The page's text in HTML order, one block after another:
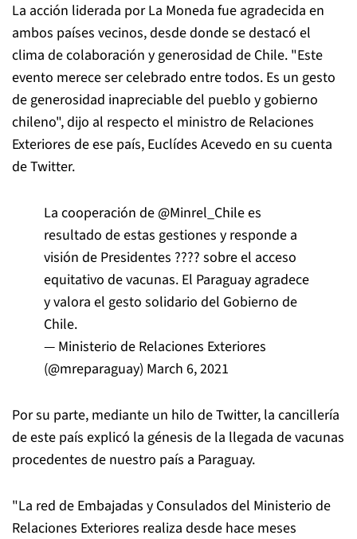
La acción liderada por La Moneda fue agradecida en
ambos países vecinos, desde donde se destacó el
clima de colaboración y generosidad de Chile. "Este
evento merece ser celebrado entre todos. Es un gesto
de generosidad inapreciable del pueblo y gobierno
chileno", dijo al respecto el ministro de Relaciones
Exteriores de ese país, Euclídes Acevedo en su cuenta
de Twitter.
La cooperación de @Minrel_Chilees
resultado de estas gestiones y responde a
visión de Presidentes ???? sobre el acceso
equitativo de vacunas. El Paraguay agradece
y valora el gesto solidario del Gobierno de
Chile.
— Ministerio de Relaciones Exteriores
(@mreparaguay) March 6, 2021
Por su parte, mediante un hilo de Twitter, la cancillería
de este país explicó la génesis de la llegada de vacunas
procedentes de nuestro país a Paraguay.
"La red de Embajadas y Consulados del Ministerio de
Relaciones Exteriores realiza desde hace meses